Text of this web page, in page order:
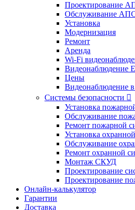
Проектирование
Обслуживание
Установка
Модернизация
Ремонт
Аренда
Wi-Fi
Видеонаблюдение
Цены
Видеонаблюдение
Системы безопасности 
Установка
Обслуживание
Ремонт пожарной
Установка
Обслуживание
Ремонт охранной
Монтаж СКУД
Проектирование
Проектирование
Онлайн-калькулятор
Гарантии
Доставка